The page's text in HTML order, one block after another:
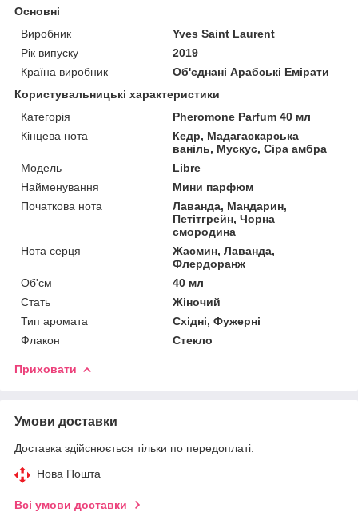
Основні
Виробник
Yves Saint Laurent
Рік випуску
2019
Країна виробник
Об'єднані Арабські Емірати
Користувальницькі характеристики
Категорія
Pheromone Parfum 40 мл
Кінцева нота
Кедр, Мадагаскарська
ваніль, Мускус, Сіра амбра
Мoдель
Libre
Найменування
Мини парфюм
Початкова нота
Лаванда, Мандарин,
Петітгрейн, Чорна
смородина
Нота серця
Жасмин, Лаванда,
Флердоранж
Об'єм
40 мл
Стать
Жіночий
Тип аромата
Східні, Фужерні
Флакон
Стекло
Приховати
Умови доставки
Доставка здійснюється тільки по передоплаті.
Нова Пошта
Всі умови доставки